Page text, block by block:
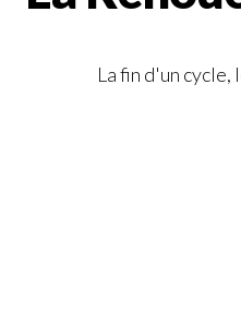
La fin d'un cycle,